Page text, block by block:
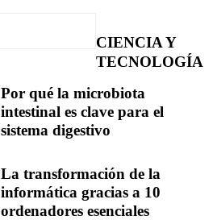
CIENCIA Y
TECNOLOGÍA
Por qué la microbiota
intestinal es clave para el
sistema digestivo
La transformación de la
informática gracias a 10
ordenadores esenciales